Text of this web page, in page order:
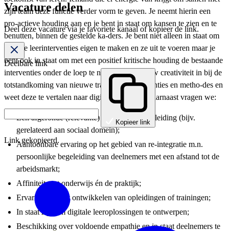
zijn team deze functie verder vorm te geven. Je neemt hierin een
pro-actieve houding aan en je bent in staat om kansen te zien en te
benutten, binnen de gestelde ka-ders. Je bent niet alleen in staat om
nieuwe leerinterventies eigen te maken en ze uit te voeren maar je
bent ook in staat om met een positief kritische houding de bestaande
interventies onder de loep te nemen. Je zet jouw creativiteit in bij de
totstandkoming van nieuwe trainingen, interventies en metho-des en
weet deze te vertalen naar digitale modules. Daarnaast vragen we:
Een afgeronde (relevante) MBO4/HBO opleiding (bijv.
gerelateerd aan sociaal domein);
Aantoonbare ervaring op het gebied van re-integratie m.n.
persoonlijke begeleiding van deelnemers met een afstand tot de
arbeidsmarkt;
Affiniteit met onderwijs én de praktijk;
Ervaring met het ontwikkelen van opleidingen of trainingen;
In staat zijn om digitale leeroplossingen te ontwerpen;
Beschikking over voldoende empathie en in staat deelnemers te
Vacature delen
Deel deze vacature via je favoriete kanaal of kopieer de link.
Deelbare link
Kopieer link
Link gekopieerd.